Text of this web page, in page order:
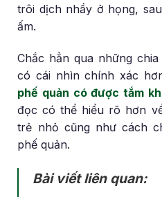
trôi dịch nhầy ở họng,
ấm.
Chắc hẳn qua những
có cái nhìn chính xác
phế quản có được tắm
đọc có thể hiểu rõ hơn
trẻ nhỏ cũng như cách
phế quản.
Bài viết liên quan: